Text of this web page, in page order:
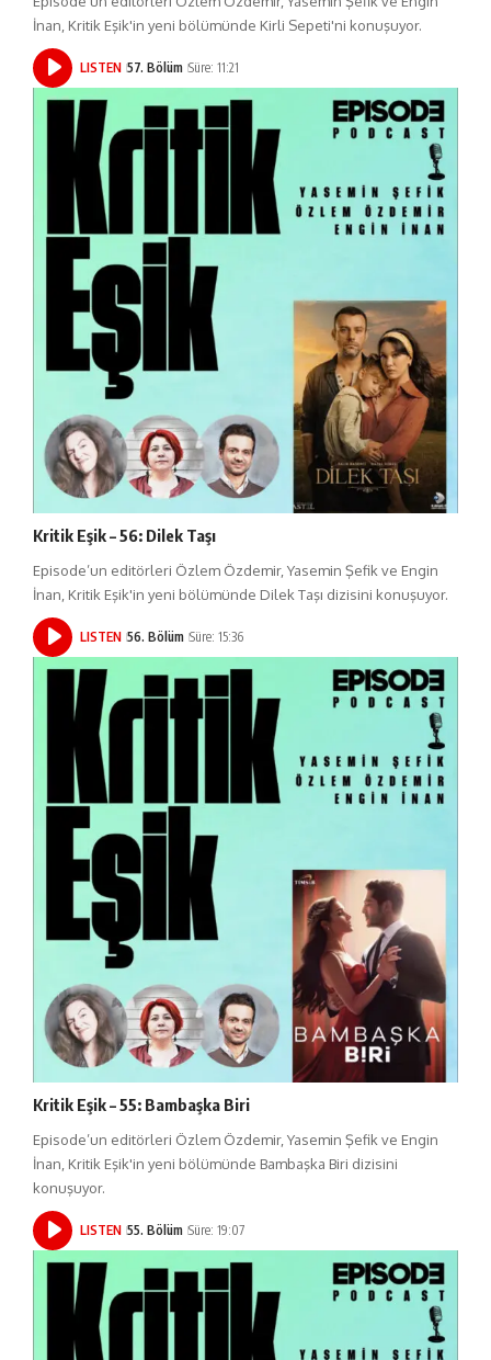
İnan, Kritik Eşik'in yeni bölümünde Kirli Sepeti'ni konuşuyor.
LISTEN 57. Bölüm Süre: 11:21
Kritik Eşik – 56: Dilek Taşı
Episode’un editörleri Özlem Özdemir, Yasemin Şefik ve Engin
İnan, Kritik Eşik'in yeni bölümünde Dilek Taşı dizisini konuşuyor.
LISTEN 56. Bölüm Süre: 15:36
Kritik Eşik – 55: Bambaşka Biri
Episode’un editörleri Özlem Özdemir, Yasemin Şefik ve Engin
İnan, Kritik Eşik'in yeni bölümünde Bambaşka Biri dizisini
konuşuyor.
LISTEN 55. Bölüm Süre: 19:07